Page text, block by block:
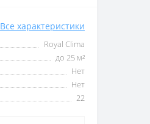
Все характеристики
Royal Clima
до 25 м²
Нет
Нет
22